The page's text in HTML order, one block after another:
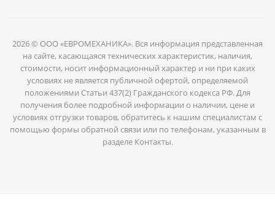
2026 © ООО «ЕВРОМЕХАНИКА». Вся информация представленная
на сайте, касающаяся технических характеристик, наличия,
стоимости, носит информационный характер и ни при каких
условиях не является публичной офертой, определяемой
положениями Статьи 437(2) Гражданского кодекса РФ. Для
получения более подробной информации о наличии, цене и
условиях отгрузки товаров, обратитесь к нашим специалистам с
помощью формы обратной связи или по телефонам, указанным в
разделе Контакты.